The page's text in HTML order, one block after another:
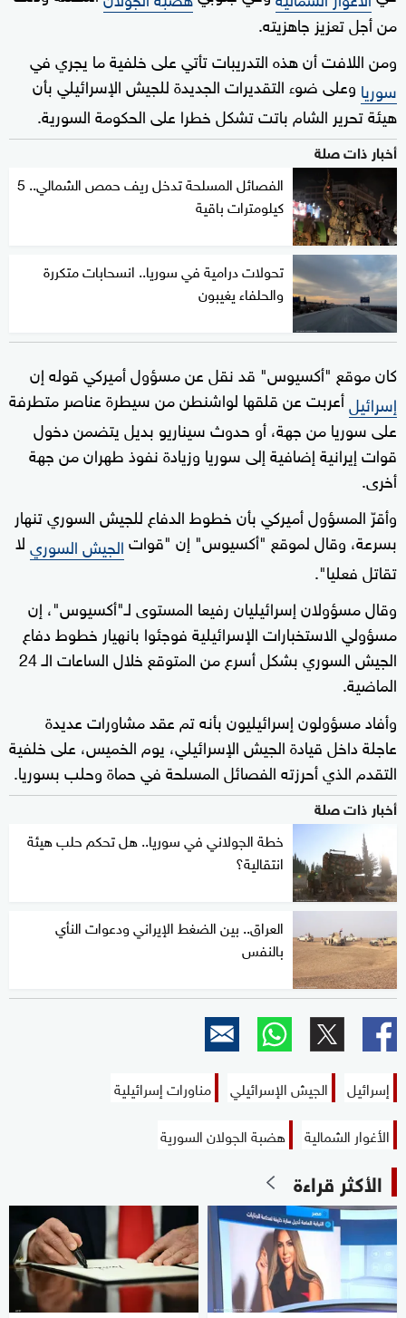
من أجل تعزيز جاهزيته.
ومن اللافت أن هذه التدريبات تأتي على خلفية ما يجري في
سوريا وعلى ضوء التقديرات الجديدة للجيش الإسرائيلي بأن
هيئة تحرير الشام باتت تشكل خطرا على الحكومة السورية.
أخبار ذات صلة
الفصائل المسلحة تدخل ريف حمص الشمالي.. 5
كيلومترات باقية
تحولات درامية في سوريا.. انسحابات متكررة
والحلفاء يغيبون
كان موقع "أكسيوس" قد نقل عن مسؤول أميركي قوله إن
إسرائيلأعربت عن قلقها لواشنطن من سيطرة عناصر متطرفة
على سوريا من جهة، أو حدوث سيناريو بديل يتضمن دخول
قوات إيرانية إضافية إلى سوريا وزيادة نفوذ طهران من جهة
أخرى.
وأقرّ المسؤول أميركي بأن خطوط الدفاع للجيش السوري تنهار
بسرعة، وقال لموقع "أكسيوس" إن "قواتالجيش السوريلا
تقاتل فعليا".
وقال مسؤولان إسرائيليان رفيعا المستوى لـ"أكسيوس"، إن
مسؤولي الاستخبارات الإسرائيلية فوجئوا بانهيار خطوط دفاع
الجيش السوري بشكل أسرع من المتوقع خلال الساعات الـ 24
الماضية.
وأفاد مسؤولون إسرائيليون بأنه تم عقد مشاورات عديدة
عاجلة داخل قيادة الجيش الإسرائيلي، يوم الخميس، على خلفية
التقدم الذي أحرزته الفصائل المسلحة في حماة وحلب بسوريا.
أخبار ذات صلة
خطة الجولاني في سوريا.. هل تحكم حلب هيئة
انتقالية؟
العراق.. بين الضغط الإيراني ودعوات النأي
بالنفس
إسرائيل الجيش الإسرائيلي
مناورات إسرائيلية
الأغوار الشمالية
هضبة الجولان السورية
الأكثر قراءة